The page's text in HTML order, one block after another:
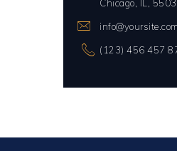
Chicago, IL,
info@yoursite.com
(123) 456 457